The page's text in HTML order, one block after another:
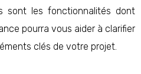
sont les fonctionnalités dont
pourra vous aider à clarifier
clés de votre projet.